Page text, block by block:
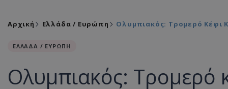
Αρχική Ελλάδα / Ευρώπη Ολυμπιακός: Τρομερό Κέφι
ΕΛΛΑΔΑ / ΕΥΡΩΠΗ
Ολυμπιακός: Τρομερό